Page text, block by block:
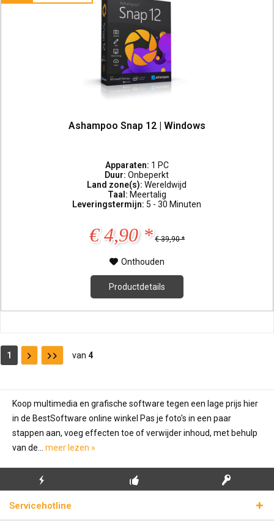
Ashampoo Snap 12 | Windows
Apparaten: 1 PC
Duur:Onbeperkt
Land zone(s):Wereldwijd
Taal: Meertalig
Leveringstermijn: 5 - 30 Minuten
€ 4,90 * € 39,90 *
Onthouden
Productdetails
1 van 4
Koop multimedia en grafische software tegen een lage prijs hier
in de BestSoftware online winkel Pas je foto's in een paar
stappen aan, voeg effecten toe of verwijder inhoud, met behulp
van de... meer lezen »
BLIKSEMVERZENDING
LICENTIESLEUTELS
Servicehotline